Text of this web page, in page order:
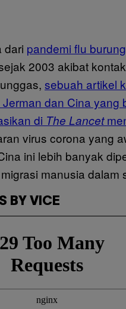
dari pandemi flu burung
2003 akibat
sebuah artikel
dan Cina yang
di The Lancet
virus corona yang
ini lebih banyak
manusia dalam
BY VICE